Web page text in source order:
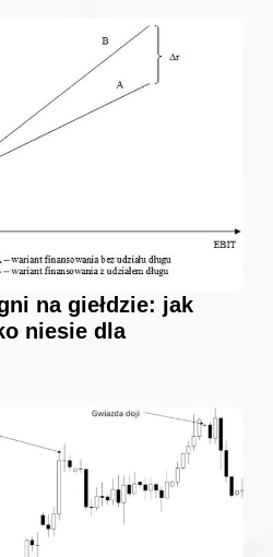
na giełdzie: jak
niesie dla